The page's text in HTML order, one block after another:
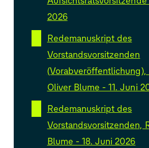
2026
Redemanuskript des
Vorstandsvorsitzenden
(Vorabveröffentlichung),
Oliver Blume - 11. Juni
Redemanuskript des
Vorstandsvorsitzenden,
Blume - 18. Juni 2026